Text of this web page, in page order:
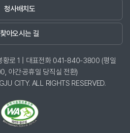
청사배치도
찾아오시는 길
황로 1 | 대표전화 041-840-3800 (평일
야간·공휴일 당직실 전환)
CITY. ALL RIGHTS RESERVED.